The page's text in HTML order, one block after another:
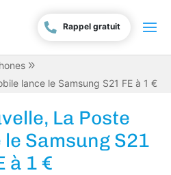
Rappel gratuit
lance le Samsung S21 FE à 1 €
La Poste
Samsung S21
à 1 €